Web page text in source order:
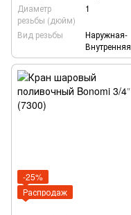
Диаметр
резьбы (дюйм)
1
Вид резьбы
Наружная-
Внутренняя
-25%
Распродаж